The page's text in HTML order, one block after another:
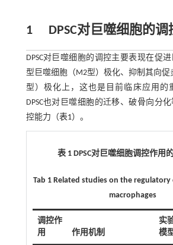
1DPSC对巨噬细胞的调
DPSC对巨噬细胞的调控主要表现在促
型巨噬细胞（M2型）极化、抑制其向
型）极化上，这也是目前临床应用的
DPSC也对巨噬细胞的迁移、破骨向分
控能力（表1）。
表 1 DPSC对巨噬细胞调控作用
Tab 1 Related studies on the regulatory
macrophages
调控作
用
作用机制
实
模